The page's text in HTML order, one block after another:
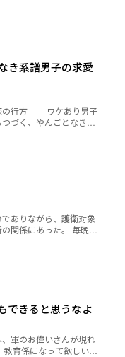
――しかし。 蒼
彼は冷静に春
がどれほど無責任だっ
を荒げることすらなか
丸を守
いた。 森崎蒼介
るだけの羊ではなかっ
に起きた話を中納言家
噂があった。 しかも物
分なんだから簡単です
投稿
ヨム、アル
同じものを投稿してい
き系譜男子の求愛
ワケあり男子
づく、やんごとなき一
き、好き、大好き」と
ワケあり度合いがケタ
悩むうちに、 かれこれ
の君。 しかし、
皆目麗しい雅な御方の
ことを。 「キミが好
ぎて恐怖でしかない。
人がいい。 お嬢様の願
知らな
を鉄壁カードしている
ありながら、護衛対象
関係にあった。 毎晩の
できると思うなよ
軍のお偉いさんが現れ
育係になって欲しい」